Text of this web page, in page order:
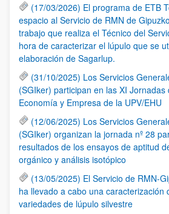
(17/03/2026) El programa de ETB
espacio al Servicio de RMN de
trabajo que realiza el Técnico del
hora de caracterizar el lúpulo que se
elaboración de Sagarlup.
(31/10/2025) Los Servicios
(SGIker) participan en las XI Jornadas
Economía y Empresa de la UPV/EHU
(12/06/2025) Los Servicios
(SGIker) organizan la jornada nº 28
resultados de los ensayos de aptitud
orgánico y análisis isotópico
(13/05/2025) El Servicio de RMN-
ha llevado a cabo una caracterización
variedades de lúpulo silvestre